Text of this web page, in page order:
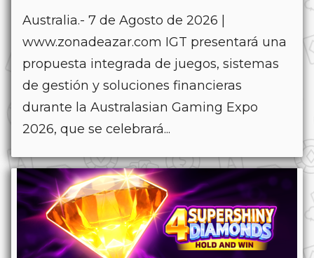
Australia.- 7 de Agosto de 2026 |
www.zonadeazar.com IGT presentará una
propuesta integrada de juegos, sistemas
de gestión y soluciones financieras
durante la Australasian Gaming Expo
2026, que se celebrará...